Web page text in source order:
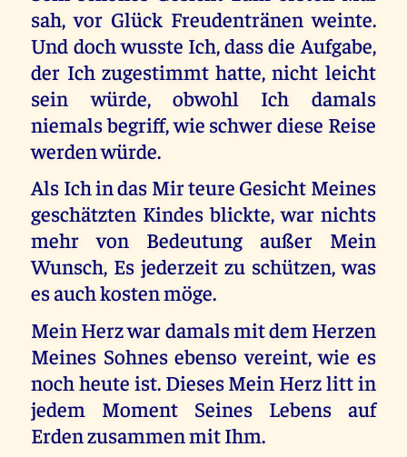
sah, vor Glück Freudentränen weinte.
Und doch wusste Ich, dass die Aufgabe,
der Ich zugestimmt hatte, nicht leicht
sein würde, obwohl Ich damals
niemals begriff, wie schwer diese Reise
werden würde.
Als Ich in das Mir teure Gesicht Meines
geschätzten Kindes blickte, war nichts
mehr von Bedeutung außer Mein
Wunsch, Es jederzeit zu schützen, was
es auch kosten möge.
Mein Herz war damals mit dem Herzen
Meines Sohnes ebenso vereint, wie es
noch heute ist. Dieses Mein Herz litt in
jedem Moment Seines Lebens auf
Erden zusammen mit Ihm.